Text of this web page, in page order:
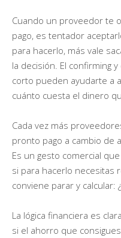
Cuando un proveedor te
pago, es tentador
para hacerlo, más vale
la decisión. El confirming
corto pueden ayudarte a
cuánto cuesta el dinero
Cada vez más
pronto pago a cambio de
Es un gesto comercial
si para hacerlo necesitas
conviene parar y calcular:
La lógica financiera es
si el ahorro que